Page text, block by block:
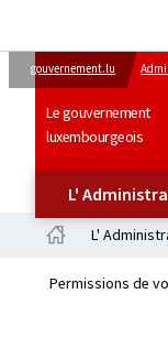
gouvernement.lu
Le gouvernement
luxembourgeois
L'
L'
Permissions de